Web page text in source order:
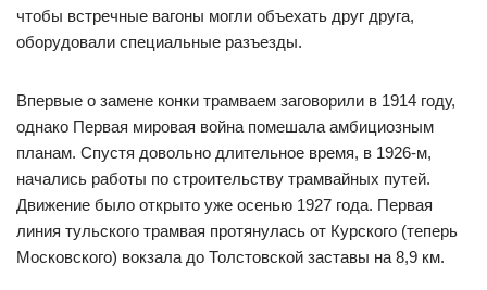
чтобы встречные вагоны могли объехать друг друга,
оборудовали специальные разъезды.
Впервые о замене конки трамваем заговорили в 1914 году,
однако Первая мировая война помешала амбициозным
планам. Спустя довольно длительное время, в 1926-м,
начались работы по строительству трамвайных путей.
Движение было открыто уже осенью 1927 года. Первая
линия тульского трамвая протянулась от Курского (теперь
Московского) вокзала до Толстовской заставы на 8,9 км.